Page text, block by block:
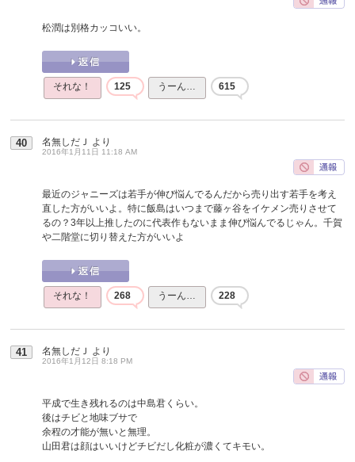
松潤は別格カッコいい。
それな！ 125 うーん… 615
40 名無しだＪ より
2016年1月11日 11:18 AM
最近のジャニーズは若手が伸び悩んでるんだから売り出す若手を考え
直した方がいいよ。特に飯島はいつまで藤ヶ谷をイケメン売りさせて
るの？3年以上推したのに代表作もないまま伸び悩んでるじゃん。千賀
や二階堂に切り替えた方がいいよ
それな！ 268 うーん… 228
41 名無しだＪ より
2016年1月12日 8:18 PM
平成で生き残れるのは中島君くらい。
後はチビと地味ブサで
余程の才能が無いと無理。
山田君は顔はいいけどチビだし化粧が濃くてキモい。